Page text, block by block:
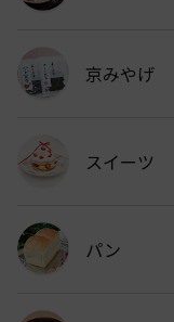
京みやげ
スイーツ
パン